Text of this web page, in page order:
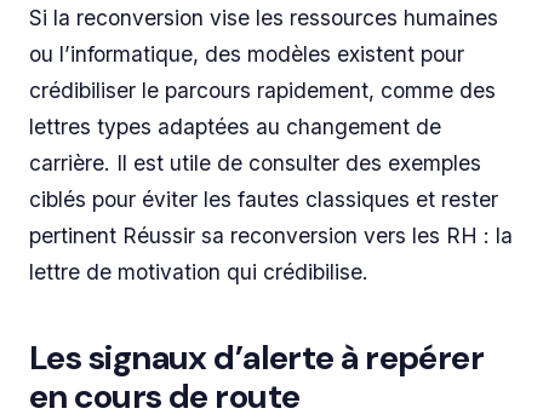
Si la reconversion vise les ressources humaines
ou l’informatique, des modèles existent pour
crédibiliser le parcours rapidement, comme des
lettres types adaptées au changement de
carrière. Il est utile de consulter des exemples
ciblés pour éviter les fautes classiques et rester
pertinent Réussir sa reconversion vers les RH : la
lettre de motivation qui crédibilise.
Les signaux d’alerte à repérer
en cours de route